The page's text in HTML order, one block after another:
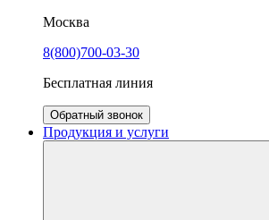
Москва
8(800)700-03-30
Бесплатная линия
Обратный звонок
Продукция и услуги